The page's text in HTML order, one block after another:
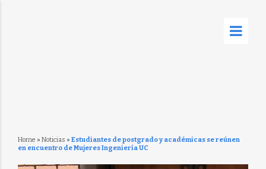
Home » Noticias » Estudiantes de postgrado y académicas se reúnen
en encuentro de Mujeres Ingeniería UC